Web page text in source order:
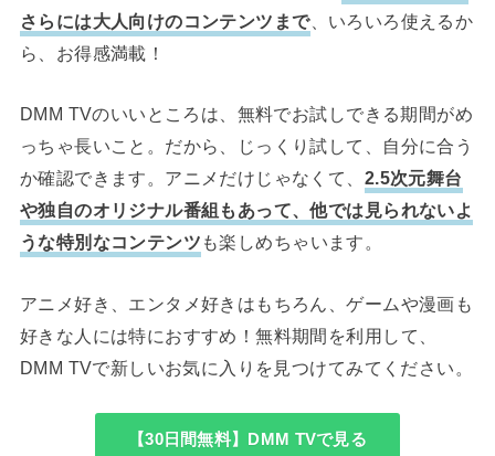
さらには大人向けのコンテンツまで、いろいろ使えるか
ら、お得感満載！
DMM TVのいいところは、無料でお試しできる期間がめ
っちゃ長いこと。だから、じっくり試して、自分に合う
か確認できます。アニメだけじゃなくて、 2.5次元舞台
や独自のオリジナル番組もあって、他では見られないよ
うな特別なコンテンツ も楽しめちゃいます。
アニメ好き、エンタメ好きはもちろん、ゲームや漫画も
好きな人には特におすすめ！無料期間を利用して、
DMM TVで新しいお気に入りを見つけてみてください。
【30日間無料】DMM TVで見る